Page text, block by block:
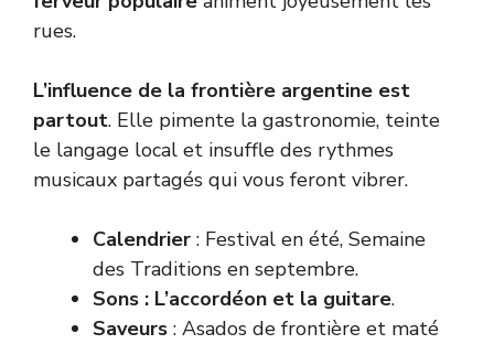
rues.
L’influence de la frontière argentine est
partout. Elle pimente la gastronomie, teinte
le langage local et insuffle des rythmes
musicaux partagés qui vous feront vibrer.
Calendrier : Festival en été, Semaine
des Traditions en septembre.
Sons : L’accordéon et la guitare.
Saveurs : Asados de frontière et maté